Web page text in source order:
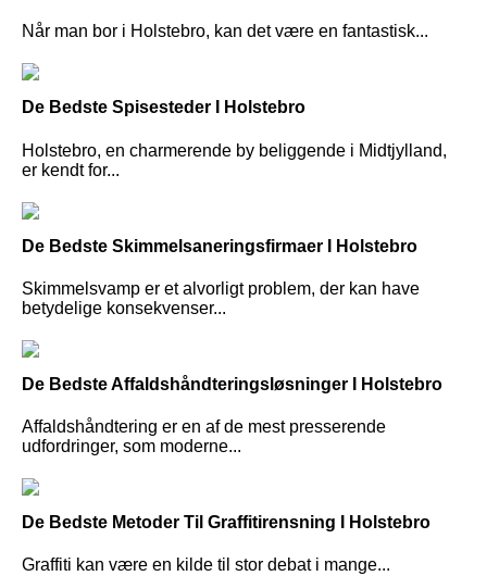
Når man bor i Holstebro, kan det være en fantastisk...
De Bedste Spisesteder I Holstebro
Holstebro, en charmerende by beliggende i Midtjylland,
er kendt for...
De Bedste Skimmelsaneringsfirmaer I Holstebro
Skimmelsvamp er et alvorligt problem, der kan have
betydelige konsekvenser...
De Bedste Affaldshåndteringsløsninger I Holstebro
Affaldshåndtering er en af de mest presserende
udfordringer, som moderne...
De Bedste Metoder Til Graffitirensning I Holstebro
Graffiti kan være en kilde til stor debat i mange...